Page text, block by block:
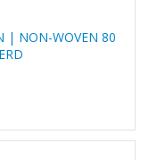
| NON-WOVEN 80